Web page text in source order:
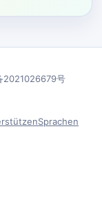
号
Sprachen